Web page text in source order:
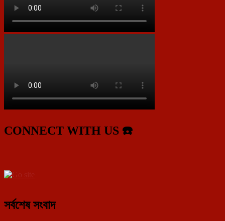
CONNECT WITH US ☎️
সর্বশেষ সংবাদ